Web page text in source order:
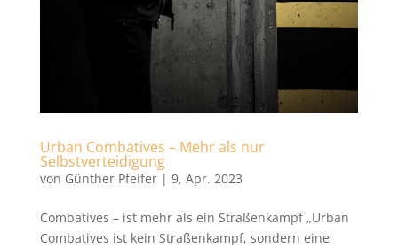
Urban Combatives – Mehr als nur
Selbstverteidigung
von Günther Pfeifer| 9, Apr. 2023
Combatives – ist mehr als ein Straßenkampf „Urban
Combatives ist kein Straßenkampf, sondern eine